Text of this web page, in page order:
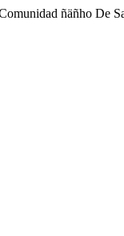
ñäñho De